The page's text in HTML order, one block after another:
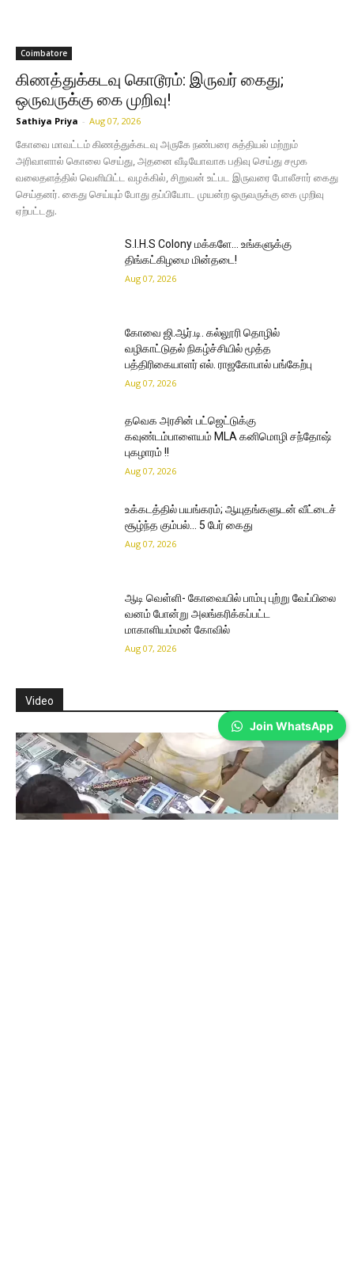
Coimbatore
கிணத்துக்கடவு கொடூரம்: இருவர் கைது;
ஒருவருக்கு கை முறிவு!
Sathiya Priya - Aug 07, 2026
கோவை மாவட்டம் கிணத்துக்கடவு அருகே நண்பரை சுத்தியல் மற்றும்
அரிவாளால் கொலை செய்து, அதனை வீடியோவாக பதிவு செய்து சமூக
வலைதளத்தில் வெளியிட்ட வழக்கில், சிறுவன் உட்பட இருவரை போலீசார் கைது
செய்தனர். கைது செய்யும் போது தப்பியோட முயன்ற ஒருவருக்கு கை முறிவு
ஏற்பட்டது.
S.I.H.S Colony மக்களே… உங்களுக்கு
திங்கட்கிழமை மின்தடை!
Aug 07, 2026
கோவை ஜி.ஆர்.டி. கல்லூரி தொழில்
வழிகாட்டுதல் நிகழ்ச்சியில் மூத்த
பத்திரிகையாளர் எல். ராஜகோபால் பங்கேற்பு
Aug 07, 2026
தவெக அரசின் பட்ஜெட்டுக்கு
கவுண்டம்பாளையம் MLA கனிமொழி சந்தோஷ்
புகழாரம் !!
Aug 07, 2026
உக்கடத்தில் பயங்கரம்; ஆயுதங்களுடன் வீட்டைச்
சூழ்ந்த கும்பல்… 5 பேர் கைது
Aug 07, 2026
ஆடி வெள்ளி- கோவையில் பாம்பு புற்று வேப்பிலை
வனம் போன்று அலங்கரிக்கப்பட்ட
மாகாளியம்மன் கோவில்
Aug 07, 2026
Video
Join WhatsApp